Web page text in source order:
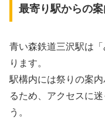
最寄り駅からの
青い森鉄道三沢駅は
ります。
駅構内には祭りの案
るため、アクセスに
う。